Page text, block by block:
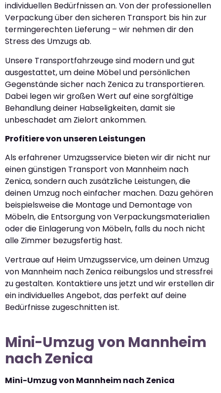
individuellen Bedürfnissen an. Von der professionellen
Verpackung über den sicheren Transport bis hin zur
termingerechten Lieferung – wir nehmen dir den
Stress des Umzugs ab.
Unsere Transportfahrzeuge sind modern und gut
ausgestattet, um deine Möbel und persönlichen
Gegenstände sicher nach Zenica zu transportieren.
Dabei legen wir großen Wert auf eine sorgfältige
Behandlung deiner Habseligkeiten, damit sie
unbeschadet am Zielort ankommen.
Profitiere von unseren Leistungen
Als erfahrener Umzugsservice bieten wir dir nicht nur
einen günstigen Transport von Mannheim nach
Zenica, sondern auch zusätzliche Leistungen, die
deinen Umzug noch einfacher machen. Dazu gehören
beispielsweise die Montage und Demontage von
Möbeln, die Entsorgung von Verpackungsmaterialien
oder die Einlagerung von Möbeln, falls du noch nicht
alle Zimmer bezugsfertig hast.
Vertraue auf Heim Umzugsservice, um deinen Umzug
von Mannheim nach Zenica reibungslos und stressfrei
zu gestalten. Kontaktiere uns jetzt und wir erstellen dir
ein individuelles Angebot, das perfekt auf deine
Bedürfnisse zugeschnitten ist.
Mini-Umzug von Mannheim
nach Zenica
Mini-Umzug von Mannheim nach Zenica